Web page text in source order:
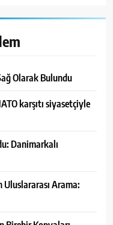
Olarak Bulundu
karşıtı siyasetçiyle
Danimarkalı
Uluslararası Arama: